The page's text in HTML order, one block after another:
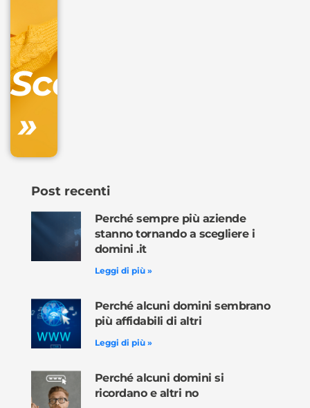
Scopri
»
Post recenti
Perché sempre più aziende
stanno tornando a scegliere i
domini .it
Leggi di più »
Perché alcuni domini sembrano
più affidabili di altri
Leggi di più »
Perché alcuni domini si
ricordano e altri no